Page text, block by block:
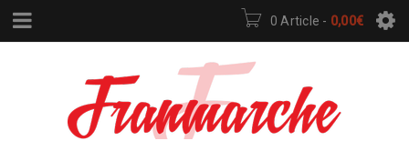
0 Article - 0,00€